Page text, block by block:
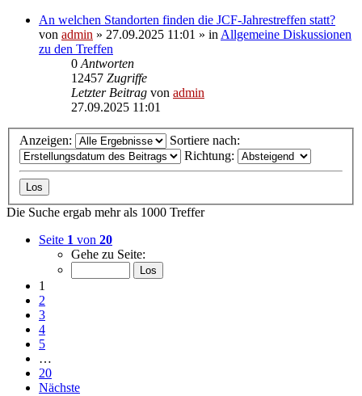
An welchen Standorten finden die JCF-Jahrestreffen statt?
von admin » 27.09.2025 11:01 » in Allgemeine Diskussionen
zu den Treffen
0 Antworten
12457 Zugriffe
Letzter Beitrag von admin
27.09.2025 11:01
Anzeigen:
Sortiere nach:
Richtung:
Die Suche ergab mehr als 1000 Treffer
Seite 1 von 20
Gehe zu Seite:
1
2
3
4
5
…
20
Nächste